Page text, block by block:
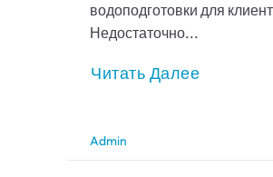
водоподготовки для
Недостаточно...
Читать Далее
Admin